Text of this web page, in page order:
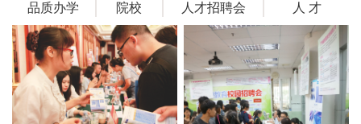
品质办学 院校 人才招聘会 人 才